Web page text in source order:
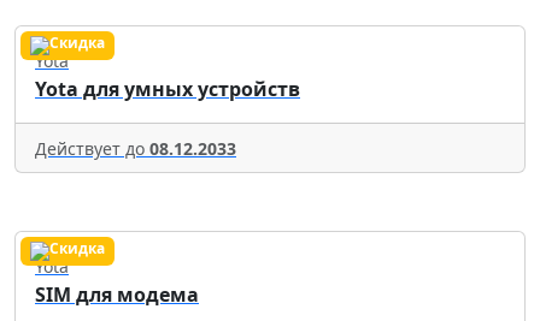
Yota
Yota для умных устройств
Действует до 08.12.2033
Yota
SIM для модема